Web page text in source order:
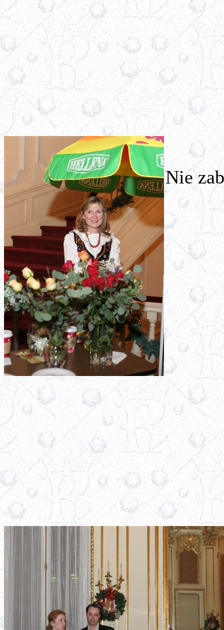
Nie